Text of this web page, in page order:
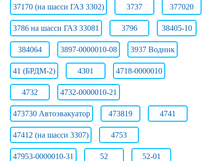
37170 (на шасси ГАЗ 3302) 3737 377020
3786 на шасси ГАЗ 33081 3796 38405-10
384064 3897-0000010-08 3937 Водник
41 (БРДМ-2) 4301 4718-0000010
4732 4732-0000010-21
473730 Автоэвакуатор 473819 4741
47412 (на шасси 3307) 4753
47953-0000010-31 52 52-01